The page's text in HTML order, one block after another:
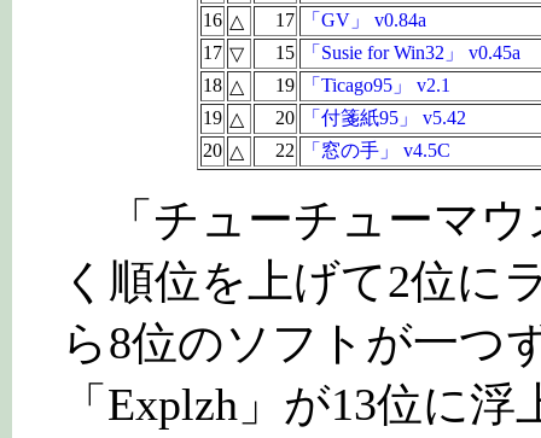
16 △ 17
「GV」 v0.84a
17 ▽ 15
「Susie for Win32」 v0.45a
18 △ 19
「Ticago95」 v2.1
19 △ 20
「付箋紙95」 v5.42
20 △ 22 「窓の手」 v4.5C
「チューチューマウ
く順位を上げて2位に
ら8位のソフトが一つ
「Explzh」が13位に